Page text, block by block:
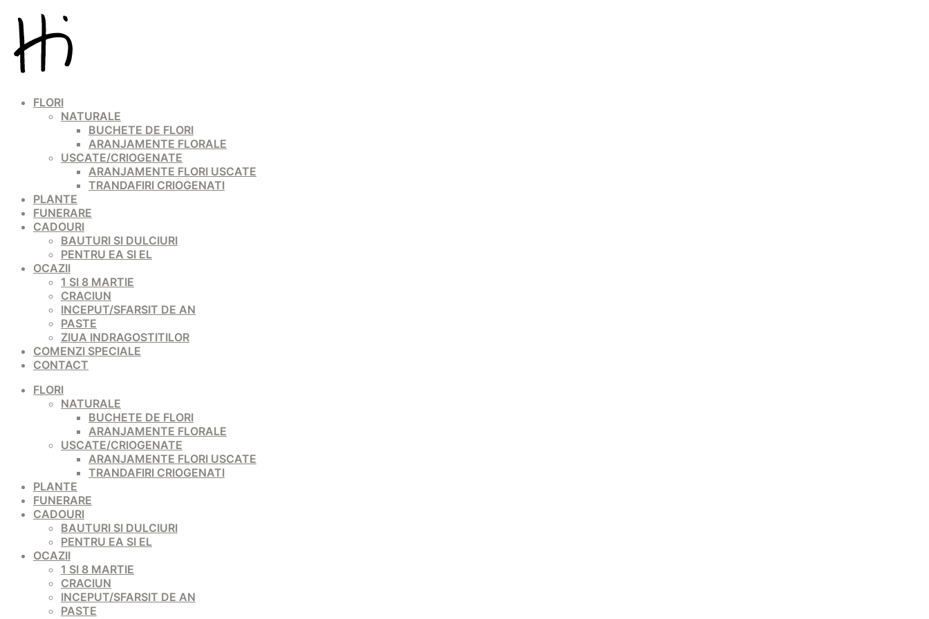
FLORI
NATURALE
BUCHETE DE FLORI
ARANJAMENTE FLORALE
USCATE/CRIOGENATE
ARANJAMENTE FLORI USCATE
TRANDAFIRI CRIOGENATI
PLANTE
FUNERARE
CADOURI
BAUTURI SI DULCIURI
PENTRU EA SI EL
OCAZII
1 SI 8 MARTIE
CRACIUN
INCEPUT/SFARSIT DE AN
PASTE
ZIUA INDRAGOSTITILOR
COMENZI SPECIALE
CONTACT
FLORI
NATURALE
BUCHETE DE FLORI
ARANJAMENTE FLORALE
USCATE/CRIOGENATE
ARANJAMENTE FLORI USCATE
TRANDAFIRI CRIOGENATI
PLANTE
FUNERARE
CADOURI
BAUTURI SI DULCIURI
PENTRU EA SI EL
OCAZII
1 SI 8 MARTIE
CRACIUN
INCEPUT/SFARSIT DE AN
PASTE